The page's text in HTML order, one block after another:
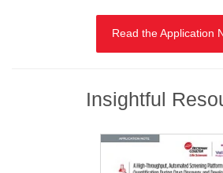
Read the Application
Insightful